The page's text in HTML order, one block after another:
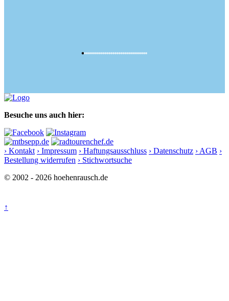
Besuche uns auch hier:
› Kontakt › Impressum › Haftungsausschluss › Datenschutz › AGB ›
Bestellung widerrufen › Stichwortsuche
© 2002 - 2026 hoehenrausch.de
↑